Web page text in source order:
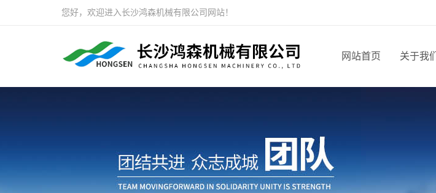
您好，欢迎进入长沙鸿森机械有限公司网站！
网站首页 关于我们